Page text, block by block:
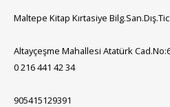
Maltepe Kitap Kırtasiye
Altayçeşme Mahallesi Atatürk
0 216 441 42 34
905415129391